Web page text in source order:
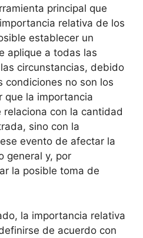
principal que
relativa de los
establecer un
aplique a todas las
circunstancias, debido
condiciones no son los
que la importancia
con la cantidad
sino con la
evento de afectar la
general y, por
la posible toma de
la importancia relativa
de acuerdo con